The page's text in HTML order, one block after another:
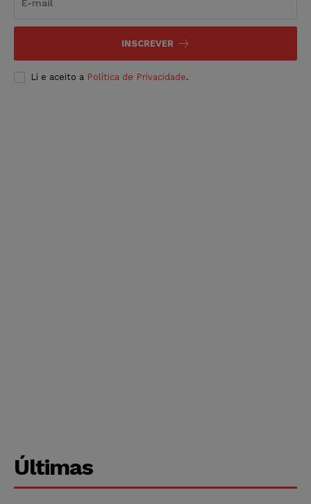
INSCREVER
Li e aceito a Política de Privacidade.
Últimas